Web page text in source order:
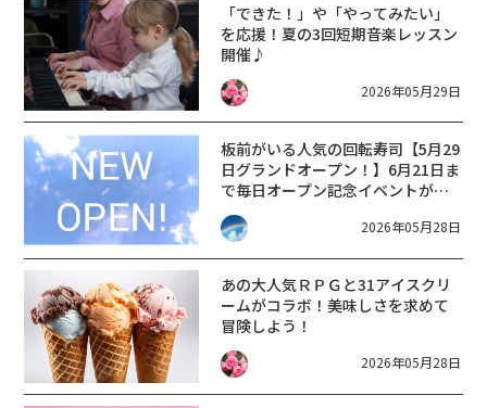
「できた！」や「やってみたい」
を応援！夏の3回短期音楽レッスン
開催♪
2026年05月29日
板前がいる人気の回転寿司【5月29
日グランドオープン！】6月21日ま
で毎日オープン記念イベントが実
施。【にぎり長次郎長浜店】
2026年05月28日
あの大人気ＲＰＧと31アイスクリ
ームがコラボ！美味しさを求めて
冒険しよう！
2026年05月28日